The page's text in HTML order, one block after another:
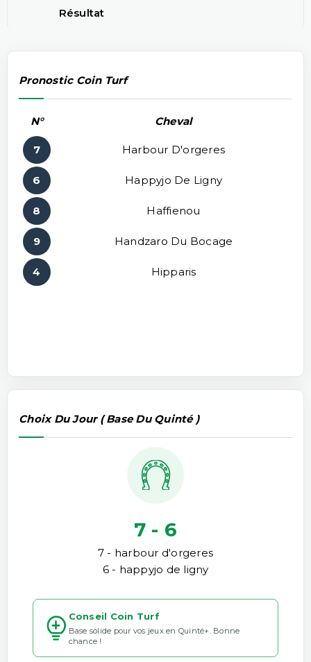
Résultat
Pronostic Coin Turf
N° Cheval
7 Harbour D'orgeres
6 Happyjo De Ligny
8 Haffienou
9 Handzaro Du Bocage
4 Hipparis
Choix Du Jour ( Base Du Quinté )
7 - 6
7 - harbour d'orgeres
6 - happyjo de ligny
Conseil Coin Turf
Base solide pour vos jeux en Quinté+. Bonne
chance !